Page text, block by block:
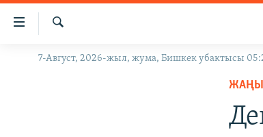
Линктер
Мазмунга
Навигацияга
ЖАҢЫЛЫКТАР
Издөө
7-Август, 2026-жыл, жума, Бишкек убактысы